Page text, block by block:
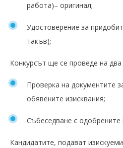
работа)– оригинал;
Удостоверение за
такъв);
Конкурсът ще се проведе на два
Проверка на документите
обявените изисквания;
Събеседване с одобрените
Кандидатите, подават